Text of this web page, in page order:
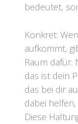
bedeutet,
Konkret:
aufkommt,
Raum dafür.
das ist dein
das bei dir
dabei
Diese